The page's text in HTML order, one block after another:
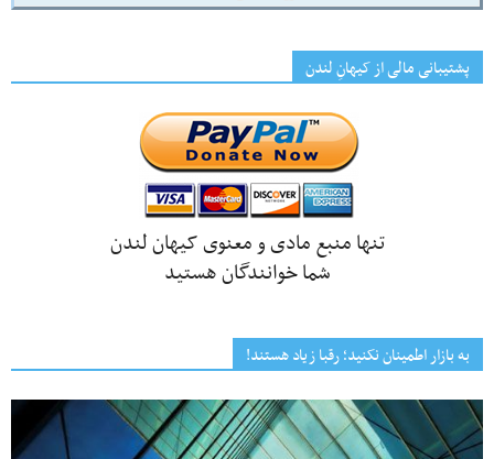
پشتیبانی مالی از کیهانِ لندن
تنها منبع مادی و معنوی کیهان لندن
شما خوانندگان هستید
به بازار اطمینان نکنید؛ رقبا زیاد هستند!